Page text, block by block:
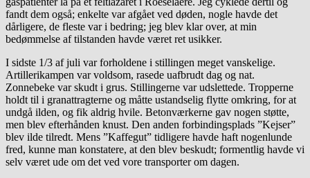
fandt dem også; enkelte var afgået ved døden, nogle havde det
dårligere, de fleste var i bedring; jeg blev klar over, at min
bedømmelse af tilstanden havde været ret usikker.
I sidste 1/3 af juli var forholdene i stillingen meget vanskelige.
Artillerikampen var voldsom, rasede uafbrudt dag og nat.
Zonnebeke var skudt i grus. Stillingerne var udslettede. Tropperne
holdt til i granattragterne og måtte ustandselig flytte omkring, for at
undgå ilden, og fik aldrig hvile. Betonværkerne gav nogen støtte,
men blev efterhånden knust. Den anden forbindingsplads ”Kejser”
blev ilde tilredt. Mens ”Kaffegut” tidligere havde haft nogenlunde
fred, kunne man konstatere, at den blev beskudt; formentlig havde vi
selv været ude om det ved vore transporter om dagen.